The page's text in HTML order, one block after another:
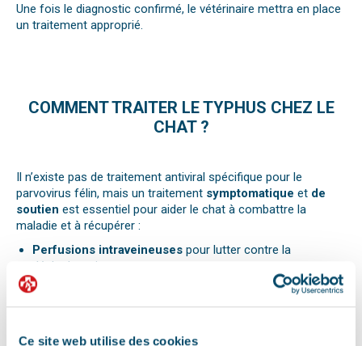
Ce site web utilise des cookies
Une fois le diagnostic confirmé, le vétérinaire mettra en place
un traitement approprié.
COMMENT TRAITER LE TYPHUS CHEZ LE
CHAT ?
Il n’existe pas de traitement antiviral spécifique pour le
parvovirus félin, mais un traitement symptomatique et de
soutien est essentiel pour aider le chat à combattre la
maladie et à récupérer :
Perfusions intraveineuses pour lutter contre la
déshydratation.
Médicaments anti-vomissements
pour réduire les